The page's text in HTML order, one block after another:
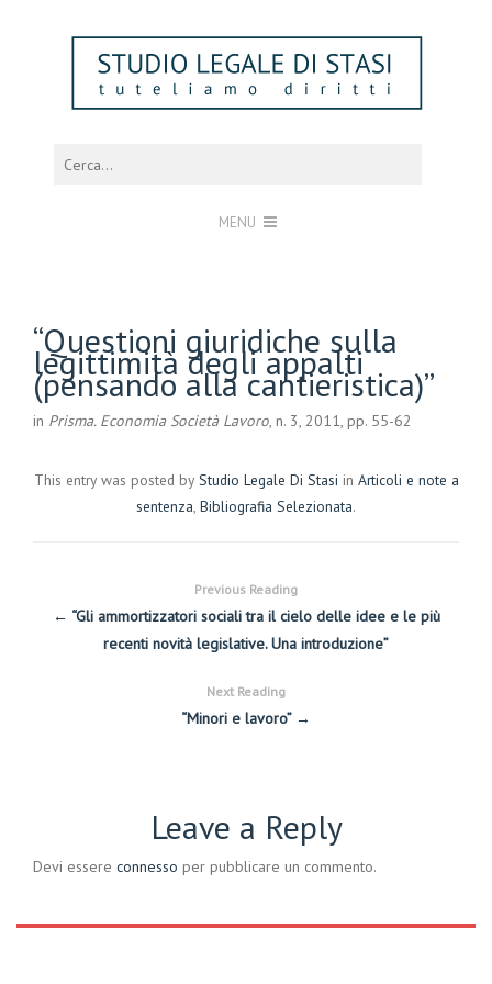
MENU
“Questioni giuridiche sulla
legittimità degli appalti
(pensando alla cantieristica)”
in Prisma. Economia Società Lavoro , n. 3, 2011, pp. 55-62
This entry was posted by Studio Legale Di Stasi in Articoli e note a
sentenza Bibliografia Selezionata.
Previous Reading
← “Gli ammortizzatori sociali tra il cielo delle idee e le più
recenti novità legislative. Una introduzione”
Next Reading
“Minori e lavoro” →
Leave a Reply
Devi essere connesso per pubblicare un commento.